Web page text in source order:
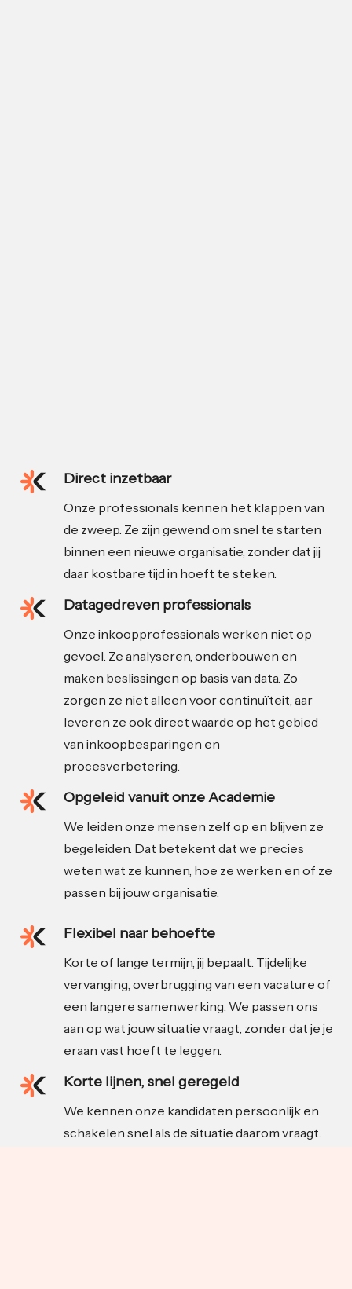
Direct inzetbaar
Onze professionals kennen het klappen van
de zweep. Ze zijn gewend om snel te starten
binnen een nieuwe organisatie, zonder dat jij
daar kostbare tijd in hoeft te steken.
Datagedreven professionals
Onze inkoopprofessionals werken niet op
gevoel. Ze analyseren, onderbouwen en
maken beslissingen op basis van data. Zo
zorgen ze niet alleen voor continuïteit, aar
leveren ze ook direct waarde op het gebied
van inkoopbesparingen en
procesverbetering.
Opgeleid vanuit onze Academie
We leiden onze mensen zelf op en blijven ze
begeleiden. Dat betekent dat we precies
weten wat ze kunnen, hoe ze werken en of ze
passen bij jouw organisatie.
Flexibel naar behoefte
Korte of lange termijn, jij bepaalt. Tijdelijke
vervanging, overbrugging van een vacature of
een langere samenwerking. We passen ons
aan op wat jouw situatie vraagt, zonder dat je je
eraan vast hoeft te leggen.
Korte lijnen, snel geregeld
We kennen onze kandidaten persoonlijk en
schakelen snel als de situatie daarom vraagt.